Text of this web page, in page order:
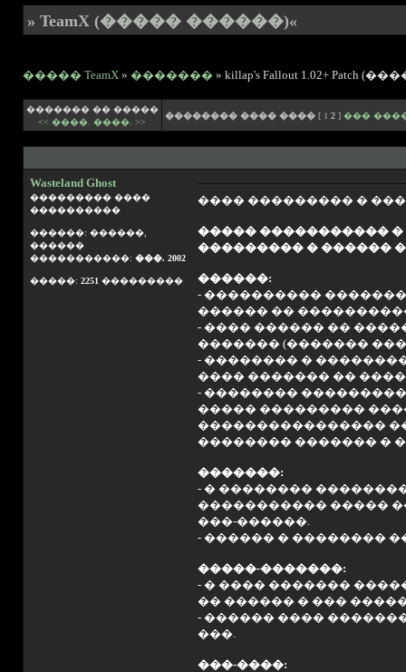
» TeamX (����� ������)«
����� TeamX» �������» killap's Fallout 1.02+ Patch
������� �� �����
<< ����. ����. >>
�������� ���� ����[ 1 2] ���
Wasteland Ghost
��������� ����
����������
������: ������,
������
�����������: ���. 2002
�����: 2251 ���������
���� ��������� �
����� ����������� �
��������� � ������
������:
- ����������
������ ��
- ���� ������ ��
������� (�������
- �������� �
���� ������� ��
- ��������
����� ���������
����������������
�������� ������� �
�������:
- � ��������
����������� �����
���-������.
- ������ � ��������
�����-�������:
- � ���� �������
�� ������ � ���
- ������ ����
���.
���-����: